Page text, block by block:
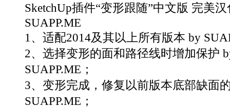
SketchUp插件“变形跟随”中文版 完美
SUAPP.ME
1、适配2014及其以上所有版本 by
2、选择变形的面和路径线时增加保护
SUAPP.ME；
3、变形完成，修复以前版本底部缺面
SUAPP.ME；